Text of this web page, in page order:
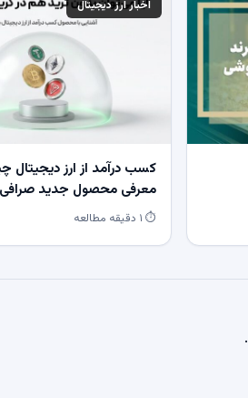
اخبار ارز دیجیتال
کسب درآمد از ارز
معرفی محصول جدید
⏱ ۱ دقیقه مطالعه
.